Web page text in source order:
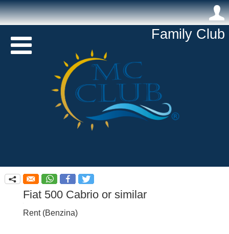
.
 Family Club
q
Fiat 500 Cabrio or similar
Rent(Benzina)